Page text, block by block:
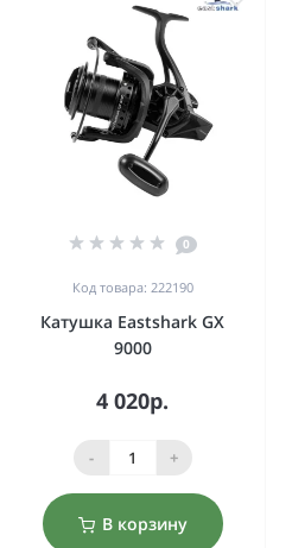
0
Код товара: 222190
Катушка Eastshark GX
9000
4 020р.
- +
В корзину